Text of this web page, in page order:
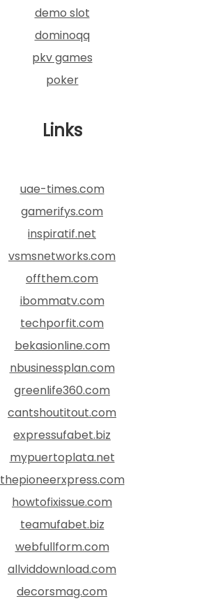
demo slot
dominoqq
pkv games
poker
Links
uae-times.com
gamerifys.com
inspiratif.net
vsmsnetworks.com
offthem.com
ibommatv.com
techporfit.com
bekasionline.com
nbusinessplan.com
greenlife360.com
cantshoutitout.com
expressufabet.biz
mypuertoplata.net
thepioneerxpress.com
howtofixissue.com
teamufabet.biz
webfullform.com
allviddownload.com
decorsmag.com